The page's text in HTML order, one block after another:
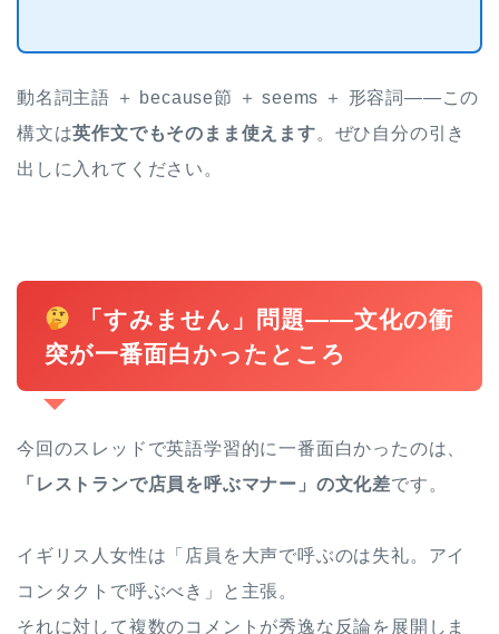
動名詞主語 ＋ because節 ＋ seems ＋ 形容詞——この
構文は英作文でもそのまま使えます。ぜひ自分の引き
出しに入れてください。
「すみません」問題——文化の衝
突が一番面白かったところ
今回のスレッドで英語学習的に一番面白かったのは、
「レストランで店員を呼ぶマナー」の文化差です。
イギリス人女性は「店員を大声で呼ぶのは失礼。アイ
コンタクトで呼ぶべき」と主張。
それに対して複数のコメントが秀逸な反論を展開しま